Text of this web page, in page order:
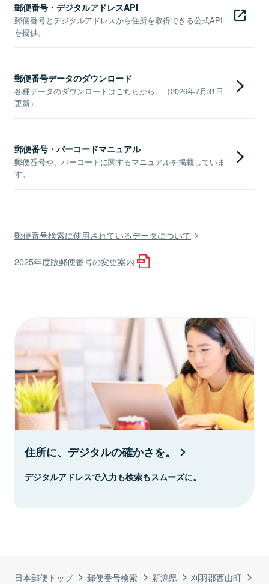
日本郵便トップ 郵便番号検索 新潟県
刈羽郡西山町
郵便番号・デジタルアドレスAPI
郵便番号とデジタルアドレスから住所を取得できる公式API
を提供。
郵便番号データのダウンロード
各種データのダウンロードはこちらから。（2026年7月31日
更新）
郵便番号・バーコードマニュアル
郵便番号や、バーコードに関するマニュアルを掲載していま
す。
郵便番号検索に使用されているデータについて
2025年度版郵便番号の変更案内
住所に、デジタルの確かさを。
デジタルアドレスで入力も検索もスムーズに。